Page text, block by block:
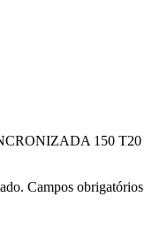
150 T20
Campos obrigatórios